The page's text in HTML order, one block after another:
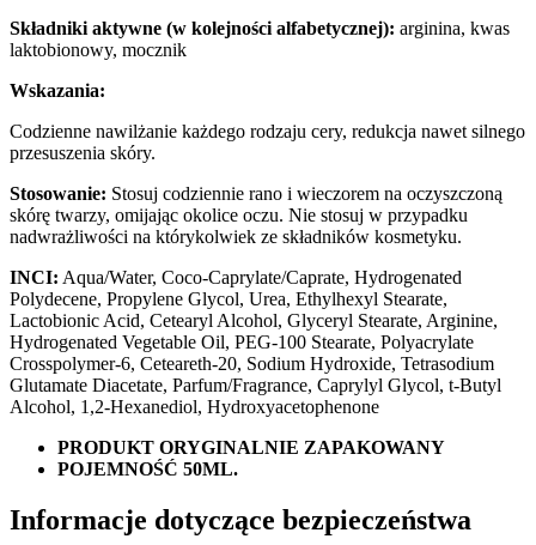
Składniki aktywne (w kolejności alfabetycznej): arginina, kwas
laktobionowy, mocznik
Wskazania:
Codzienne nawilżanie każdego rodzaju cery, redukcja nawet silnego
przesuszenia skóry.
Stosowanie: Stosuj codziennie rano i wieczorem na oczyszczoną
skórę twarzy, omijając okolice oczu. Nie stosuj w przypadku
nadwrażliwości na którykolwiek ze składników kosmetyku.
INCI: Aqua/Water, Coco-Caprylate/Caprate, Hydrogenated
Polydecene, Propylene Glycol, Urea, Ethylhexyl Stearate,
Lactobionic Acid, Cetearyl Alcohol, Glyceryl Stearate, Arginine,
Hydrogenated Vegetable Oil, PEG-100 Stearate, Polyacrylate
Crosspolymer-6, Ceteareth-20, Sodium Hydroxide, Tetrasodium
Glutamate Diacetate, Parfum/Fragrance, Caprylyl Glycol, t-Butyl
Alcohol, 1,2-Hexanediol, Hydroxyacetophenone
PRODUKT ORYGINALNIE ZAPAKOWANY
POJEMNOŚĆ 50ML.
Informacje dotyczące bezpieczeństwa